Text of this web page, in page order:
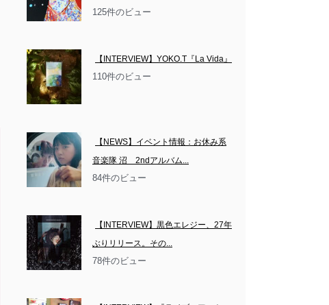
125件のビュー
【INTERVIEW】YOKO.T『La Vida』
110件のビュー
【NEWS】イベント情報：お休み系
音楽隊 沼　2ndアルバム...
84件のビュー
【INTERVIEW】黒色エレジー、27年
ぶりリリース。その...
78件のビュー